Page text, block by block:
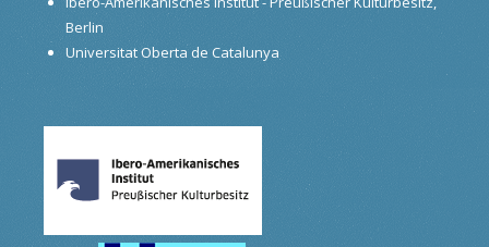
Berlin
Universitat Oberta de Catalunya